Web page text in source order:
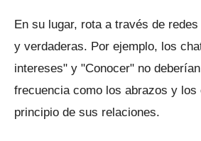
En su lugar, rota a través de
y verdaderas. Por ejemplo, los
intereses" y "Conocer" no
frecuencia como los abrazos y los
principio de sus relaciones.